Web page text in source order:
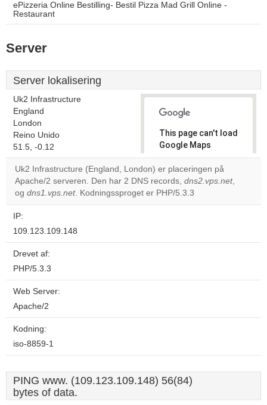
ePizzeria Online Bestilling- Bestil Pizza Mad Grill Online -
Restaurant
Server
Server lokalisering
Uk2 Infrastructure
England
London
Reino Unido
51.5, -0.12
This page can't load
Google Maps
correctly.
Do you
own this
Uk2 Infrastructure (England, London) er placeringen på
Apache/2 serveren. Den har 2 DNS records, dns2.vps.net,
og dns1.vps.net. Kodningssproget er PHP/5.3.3
IP:
109.123.109.148
Drevet af:
PHP/5.3.3
Web Server:
Apache/2
Kodning:
iso-8859-1
PING www. (109.123.109.148) 56(84)
bytes of data.